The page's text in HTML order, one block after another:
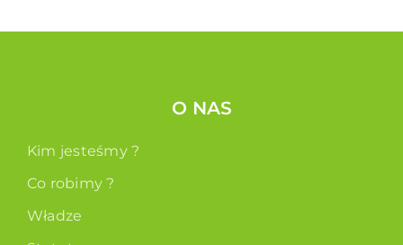
O NAS
Kim jesteśmy ?
Co robimy ?
Władze